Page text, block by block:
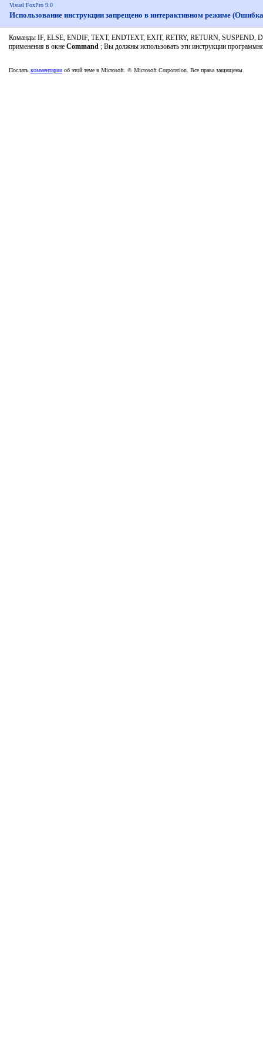
Visual FoxPro 9.0
Использование инструкции запрещено в интерактивном режиме
Команды IF, ELSE, ENDIF, TEXT, ENDTEXT, EXIT, RETRY, RETURN,
применения в окне Command ; Вы должны использовать эти инструкции
Послать комментарии об этой теме в Microsoft. © Microsoft Corporation. Все права защищены.